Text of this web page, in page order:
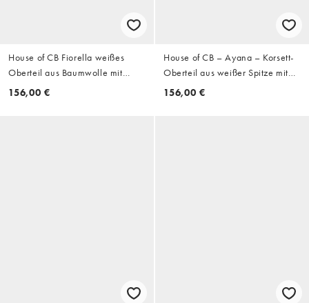
House of CB Fiorella weißes
Oberteil aus Baumwolle mit
Broderie-Anglaise-Besatz,
156,00 €
House of CB – Ayana – Korsett-
Oberteil aus weißer Spitze mit
Stäbchen
156,00 €